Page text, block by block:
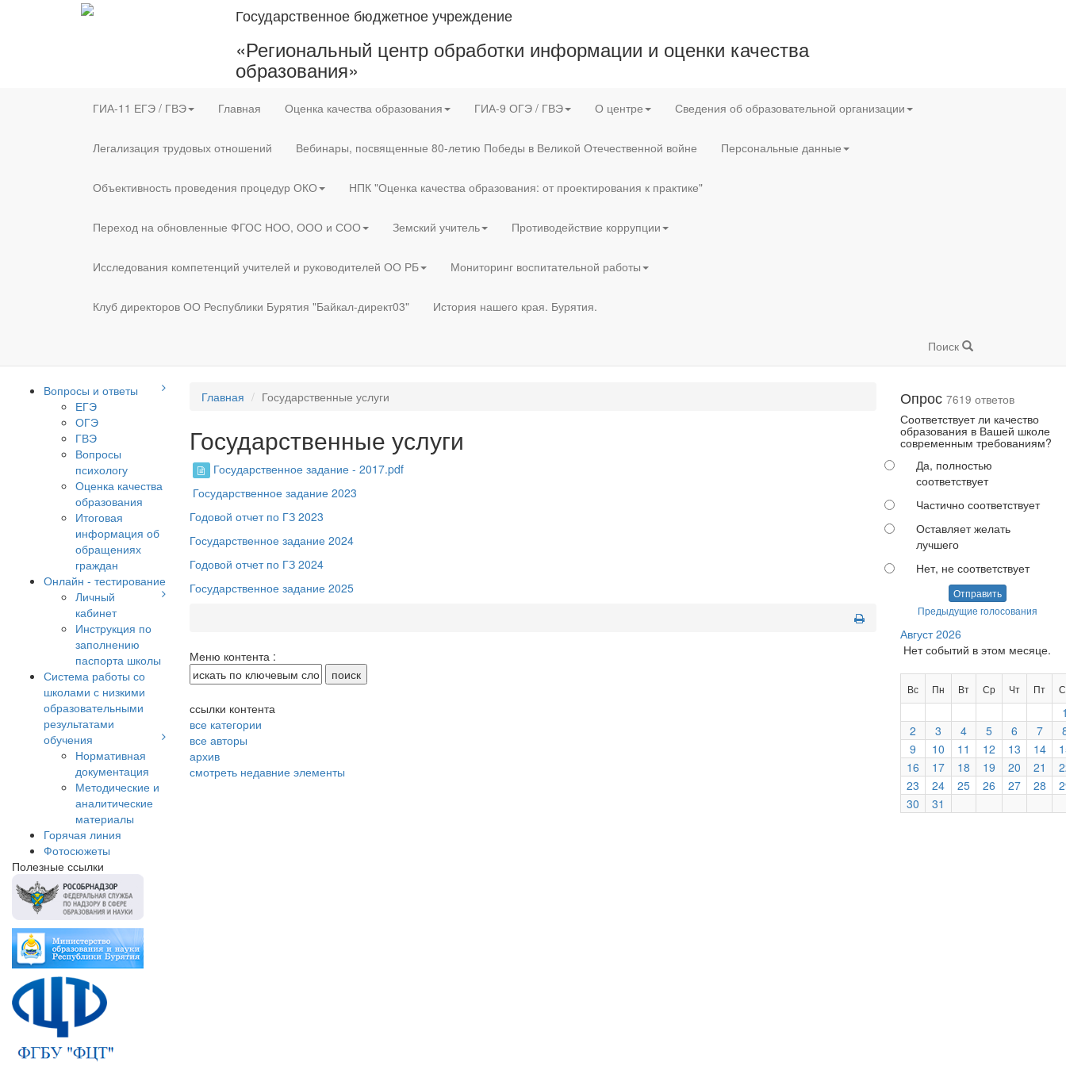
Государственное бюджетное учреждение
«Региональный центр обработки информации и оценки качества
образования»
ГИА-11 ЕГЭ / ГВЭ Главная Оценка качества образования ГИА-9 ОГЭ / ГВЭ О центре Сведения об образовательной организации
Легализация трудовых отношений Вебинары, посвященные 80-летию Победы в Великой Отечественной войне Персональные данные
Объективность проведения процедур ОКО НПК "Оценка качества образования: от проектирования к практике"
Переход на обновленные ФГОС НОО, ООО и СОО Земский учитель Противодействие коррупции
Исследования компетенций учителей и руководителей ОО РБ Мониторинг воспитательной работы
Клуб директоров ОО Республики Бурятия "Байкал-директ03" История нашего края. Бурятия.
Поиск
Вопросы и ответы
ЕГЭ
ОГЭ
ГВЭ
Вопросы
психологу
Оценка качества
образования
Итоговая
информация об
обращениях
граждан
Онлайн - тестирование
Личный
кабинет
Инструкция по
заполнению
паспорта школы
Система работы со
школами с низкими
образовательными
результатами
обучения
Нормативная
документация
Методические и
аналитические
материалы
Горячая линия
Фотосюжеты
Полезные ссылки
Главная Государственные услуги
Государственные услуги
Государственное задание - 2017.pdf
Государственное задание 2023
Годовой отчет по ГЗ 2023
Государственное задание 2024
Годовой отчет по ГЗ 2024
Государственное задание 2025
Меню контента :
ссылки контента
все категории
все авторы
архив
смотреть недавние элементы
Опрос 7619 ответов
Соответствует ли качество
образования в Вашей школе
современным требованиям?
Да, полностью
соответствует
Частично соответствует
Оставляет желать
лучшего
Нет, не соответствует
Отправить
Предыдущие голосования
Август 2026
Нет событий в этом месяце.
Вс Пн Вт Ср Чт Пт
2
3 4 5 6 7
9
10 11 12 13 14
16
17 18 19 20 21
23
24 25 26 27 28
30
31